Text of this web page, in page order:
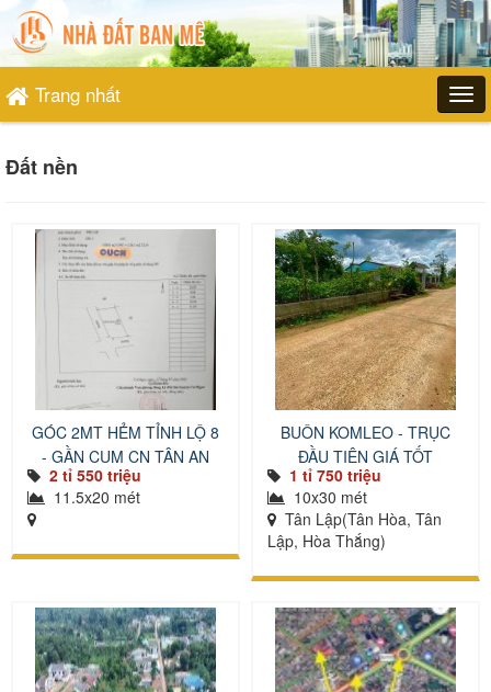
Trang nhất
Đất nền
GÓC 2MT HẺM TỈNH LỘ 8
- GẦN CỤM CN TÂN AN
2 tỉ 550 triệu
11.5x20 mét
BUÔN KOMLEO - TRỤC
ĐẦU TIÊN GIÁ TỐT
1 tỉ 750 triệu
10x30 mét
Tân Lập(Tân Hòa, Tân
Lập, Hòa Thắng)